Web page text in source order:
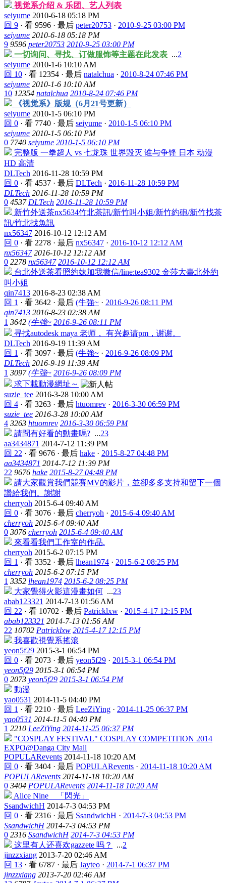
视觉系介绍 & 乐团、艺人列表
seiyume 2010-6-18 05:18 PM
回 9 · 看 9596 · 最后 peter20753 · 2010-9-25 03:00 PM
seiyume 2010-6-18 05:18 PM
9 9596 peter20753 2010-9-25 03:00 PM
一切询问、寻找、订做服饰等主题在此发表 ...2
seiyume 2010-1-6 10:10 AM
回 10 · 看 12354 · 最后 natalchua · 2010-8-24 07:46 PM
seiyume 2010-1-6 10:10 AM
10 12354 natalchua 2010-8-24 07:46 PM
《视觉系》版规（6月21号更新）
seiyume 2010-1-5 06:10 PM
回 0 · 看 7740 · 最后 seiyume · 2010-1-5 06:10 PM
seiyume 2010-1-5 06:10 PM
0 7740 seiyume 2010-1-5 06:10 PM
完整版 一拳超人 vs 七龙珠 世界毁灭 谁与争锋 日本 动漫
HD 高清
DLTech 2016-11-28 10:59 PM
回 0 · 看 4537 · 最后 DLTech · 2016-11-28 10:59 PM
DLTech 2016-11-28 10:59 PM
0 4537 DLTech 2016-11-28 10:59 PM
新竹外送茶nx5634竹北茶訊/新竹叫小姐/新竹約砲/新竹找茶
訊/竹北找魚訊
nx56347 2016-10-12 12:12 AM
回 0 · 看 2278 · 最后 nx56347 · 2016-10-12 12:12 AM
nx56347 2016-10-12 12:12 AM
0 2278 nx56347 2016-10-12 12:12 AM
台北外送茶看照約妹加我微信/line:tea9302 金莎大臺北外約
叫小姐
qin7413 2016-8-23 02:38 AM
回 1 · 看 3642 · 最后 (牛強~ · 2016-9-26 08:11 PM
qin7413 2016-8-23 02:38 AM
1 3642 (牛強~ 2016-9-26 08:11 PM
寻找autodesk maya 老师， 有兴趣请pm，谢谢。
DLTech 2016-9-19 11:39 AM
回 1 · 看 3097 · 最后 (牛強~ · 2016-9-26 08:09 PM
DLTech 2016-9-19 11:39 AM
1 3097 (牛強~ 2016-9-26 08:09 PM
求下載動漫網址～
suzie_tee 2016-3-28 10:00 AM
回 4 · 看 3263 · 最后 htuomrev · 2016-3-30 06:59 PM
suzie_tee 2016-3-28 10:00 AM
4 3263 htuomrev 2016-3-30 06:59 PM
請問有好看的動畫嗎? ...23
aa3434871 2014-7-12 11:39 PM
回 22 · 看 9676 · 最后 hake · 2015-8-27 04:48 PM
aa3434871 2014-7-12 11:39 PM
22 9676 hake 2015-8-27 04:48 PM
請大家觀賞我們競賽MV的影片，並卻多多支持和留下一個
讚給我們。謝謝
cherryoh 2015-6-4 09:40 AM
回 0 · 看 3076 · 最后 cherryoh · 2015-6-4 09:40 AM
cherryoh 2015-6-4 09:40 AM
0 3076 cherryoh 2015-6-4 09:40 AM
來看看我們工作室的作品.
cherryoh 2015-6-2 07:15 PM
回 1 · 看 3352 · 最后 lhean1974 · 2015-6-2 08:25 PM
cherryoh 2015-6-2 07:15 PM
1 3352 lhean1974 2015-6-2 08:25 PM
大家覺得火影這漫畫如何 ...23
abab123321 2014-7-13 01:56 AM
回 22 · 看 10702 · 最后 Patricklxw · 2015-4-17 12:15 PM
abab123321 2014-7-13 01:56 AM
22 10702 Patricklxw 2015-4-17 12:15 PM
我喜歡視覺系搖滾
yeon5f29 2015-3-1 06:54 PM
回 0 · 看 2073 · 最后 yeon5f29 · 2015-3-1 06:54 PM
yeon5f29 2015-3-1 06:54 PM
0 2073 yeon5f29 2015-3-1 06:54 PM
動漫
yao0531 2014-11-5 04:40 PM
回 1 · 看 2210 · 最后 LeeZiYing · 2014-11-25 06:37 PM
yao0531 2014-11-5 04:40 PM
1 2210 LeeZiYing 2014-11-25 06:37 PM
"COSPLAY FESTIVAL" COSPLAY COMPETITION 2014
EXPO@Danga City Mall
POPULARevents 2014-11-18 10:20 AM
回 0 · 看 3404 · 最后 POPULARevents · 2014-11-18 10:20 AM
POPULARevents 2014-11-18 10:20 AM
0 3404 POPULARevents 2014-11-18 10:20 AM
Alice Nine 「閃光」
SsandwichH 2014-7-3 04:53 PM
回 0 · 看 2316 · 最后 SsandwichH · 2014-7-3 04:53 PM
SsandwichH 2014-7-3 04:53 PM
0 2316 SsandwichH 2014-7-3 04:53 PM
这里有人还喜欢gazzete 吗？
...2
jinzzxiang 2013-7-20 02:46 AM
回 13 · 看 6787 · 最后 Jayteo · 2014-7-1 06:37 PM
jinzzxiang 2013-7-20 02:46 AM